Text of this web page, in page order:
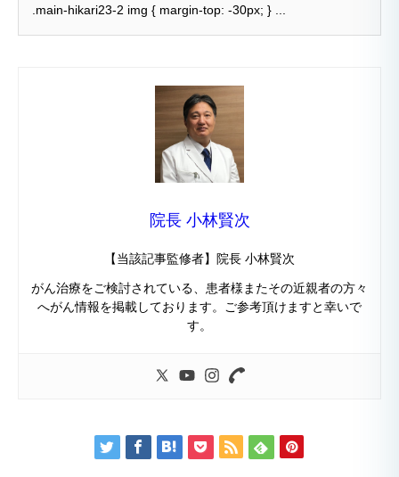
.main-hikari23-2 img { margin-top: -30px; } ...
院長 小林賢次
【当該記事監修者】院長 小林賢次
がん治療をご検討されている、患者様またその近親者の方々
へがん情報を掲載しております。ご参考頂けますと幸いで
す。